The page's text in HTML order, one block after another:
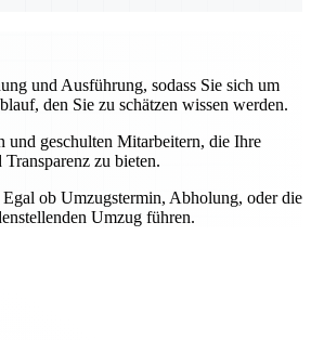
und Ausführung, sodass Sie sich um
den Sie zu schätzen wissen werden.
und geschulten Mitarbeitern, die Ihre
zu bieten.
ob Umzugstermin, Abholung, oder die
Umzug führen.